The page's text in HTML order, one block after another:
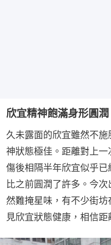
欣宜精神飽滿身形圓潤
久未露面的欣宜雖然不
神狀態極佳。距離對上
傷後相隔半年欣宜似乎
比之前圓潤了許多。今
然難掩星味，有不少街坊
見欣宜狀態健康，相信距